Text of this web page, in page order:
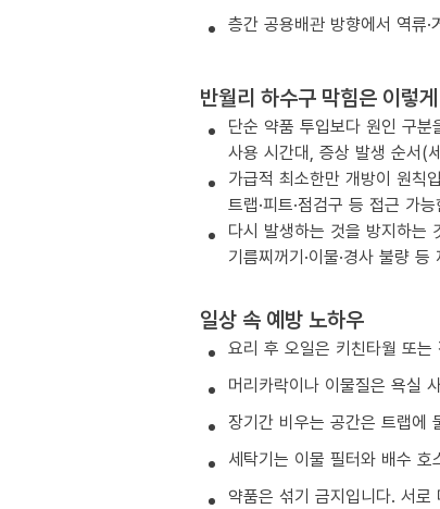
층간 공용배관 방향에서 역류·
반월리 하수구 막힘은 이렇
단순 약품 투입보다 원인 구분
사용 시간대, 증상 발생 순서(
가급적 최소한만 개방이 원칙
트랩·피트·점검구 등 접근 가
다시 발생하는 것을 방지하는
기름찌꺼기·이물·경사 불량
일상 속 예방 노하우
요리 후 오일은 키친타월 또
머리카락이나 이물질은 욕실
장기간 비우는 공간은 트랩에
세탁기는 이물 필터와 배수
약품은 섞기 금지입니다. 서